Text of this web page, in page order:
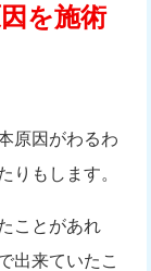
を施術
原因がわるわ
りもします。
ことがあれ
出来ていたこ